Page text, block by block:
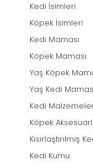
Kedi İsimleri
Köpek İsimleri
Kedi Maması
Köpek Maması
Yaş Köpek
Yaş Kedi
Kedi
Köpek
Kısırlaştırılmış
Kedi Kumu